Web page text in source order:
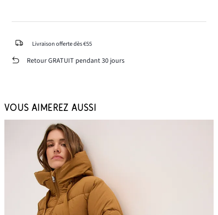
Livraison offerte dès €55
Retour GRATUIT pendant 30 jours
VOUS AIMEREZ AUSSI